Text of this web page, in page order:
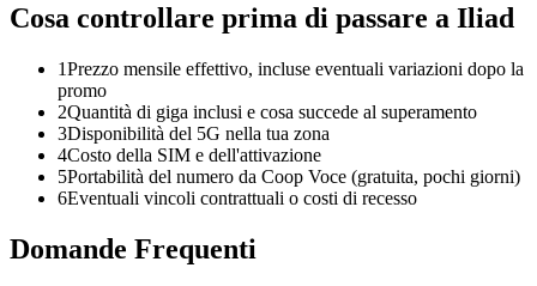
Cosa controllare prima di passare a Iliad
1Prezzo mensile effettivo, incluse eventuali variazioni dopo la
promo
2Quantità di giga inclusi e cosa succede al superamento
3Disponibilità del 5G nella tua zona
4Costo della SIM e dell'attivazione
5Portabilità del numero da Coop Voce (gratuita, pochi giorni)
6Eventuali vincoli contrattuali o costi di recesso
Domande Frequenti